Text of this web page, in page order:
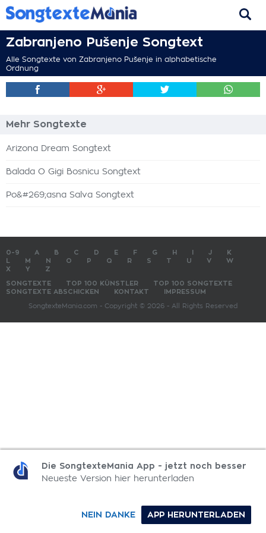
Zabranjeno Pušenje Songtext
Alle Songtexte von Zabranjeno Pušenje in alphabetische
Ordnung
Mehr Songtexte
Arizona Dream Songtext
Balada O Gigi Bosnicu Songtext
Po&#269;asna Salva Songtext
0-9 A B C D E F G H J
K
M N O P Q R S T U V
W
X
Y Z
SONGTEXTE TOP 100 KÜNSTLER
TOP 100 SONGTEXTE
SONGTEXTE ABSCHICKEN
KONTAKT IMPRESSUM
SongtexteMania.com - Copyright © 2026 - All Rights Reserved
Die SongtexteMania App - jetzt noch besser
Neueste Version hier herunterladen
APP HERUNTERLADEN
NEIN DANKE